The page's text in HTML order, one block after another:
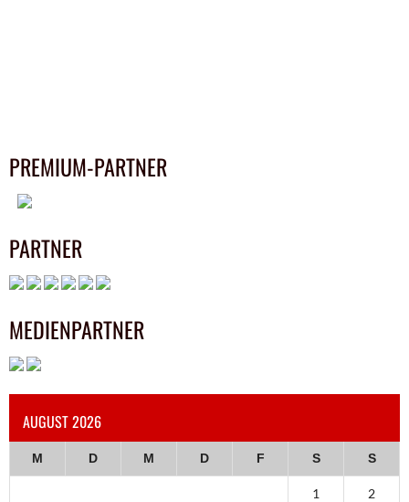
PREMIUM-PARTNER
PARTNER
MEDIENPARTNER
AUGUST 2026
M D M D F S S
1 2